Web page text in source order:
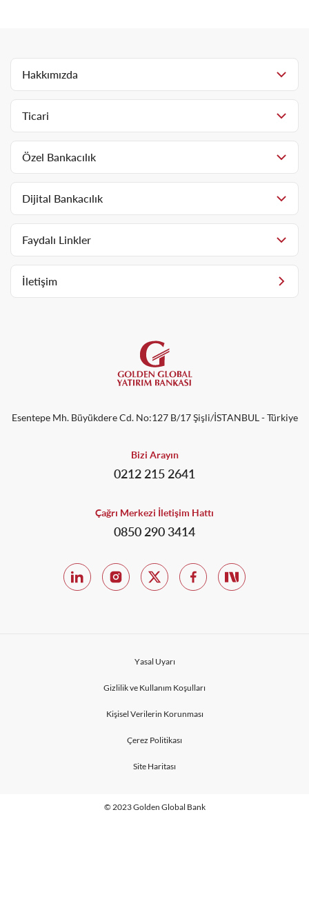
Hakkımızda
Ticari
Özel Bankacılık
Dijital Bankacılık
Faydalı Linkler
İletişim
Esentepe Mh. Büyükdere Cd. No:127 B/17 Şişli/İSTANBUL - Türkiye
Bizi Arayın
0212 215 2641
Çağrı Merkezi İletişim Hattı
0850 290 3414
Yasal Uyarı
Gizlilik ve Kullanım Koşulları
Kişisel Verilerin Korunması
Çerez Politikası
Site Haritası
© 2023 Golden Global Bank